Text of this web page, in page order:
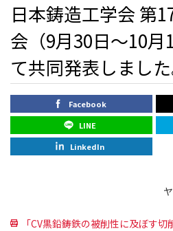
日本鋳造工学会 第
会（9月30日～10月
て共同発表しました
Facebook
LINE
LinkedIn
「CV黒鉛鋳鉄の被削性に及ぼす切